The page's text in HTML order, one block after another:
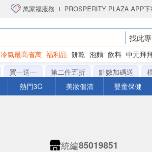
萬家福服務 PROSPERITY PLAZA APP下
找此
冷氣最高省萬 福利品 餅乾 泡麵 飲料 中元拜
買一送一 第二件五折 點數加碼送
熱門3C 美妝個清 嬰童保健
統編85019851